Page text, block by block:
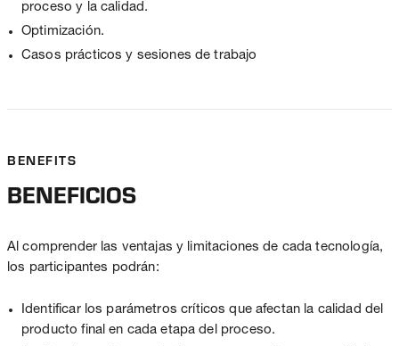
proceso y la calidad.
Optimización.
Casos prácticos y sesiones de trabajo
BENEFITS
BENEFICIOS
Al comprender las ventajas y limitaciones de cada tecnología,
los participantes podrán:
Identificarlos parámetros críticos que afectan la calidad del
producto final en cada etapa del proceso.